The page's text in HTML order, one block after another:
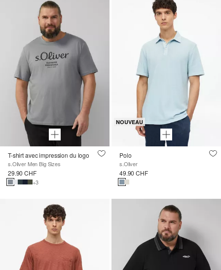
T-shirt avec impression du logo
s.Oliver Men Big Sizes
29.90 CHF
+3
NOUVEAU
Polo
s.Oliver
49.90 CHF